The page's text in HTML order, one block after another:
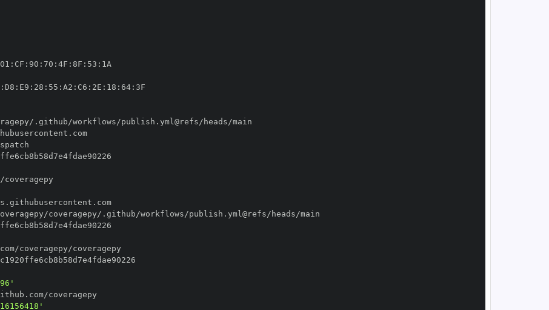
01 : CF : 90 : 70 : 4F : 8F : 53 :
: D8 : E9 : 28 : 55 : A2 : C6 : 2E : 18 : 64:
//token.actions.githubusercontent.com
//token.actions.githubusercontent.com